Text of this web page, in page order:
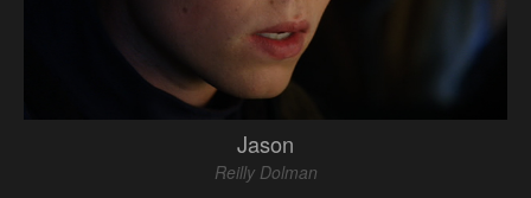
Jason
Reilly Dolman